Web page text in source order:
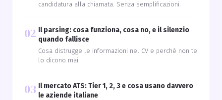
candidatura alla chiamata. Senza semplificazioni.
02 Il parsing: cosa funziona, cosa no, e il silenzio
quando fallisce
Cosa distrugge le informazioni nel CV e perché non te
lo dicono mai.
03 Il mercato ATS: Tier 1, 2, 3 e cosa usano davvero
le aziende italiane